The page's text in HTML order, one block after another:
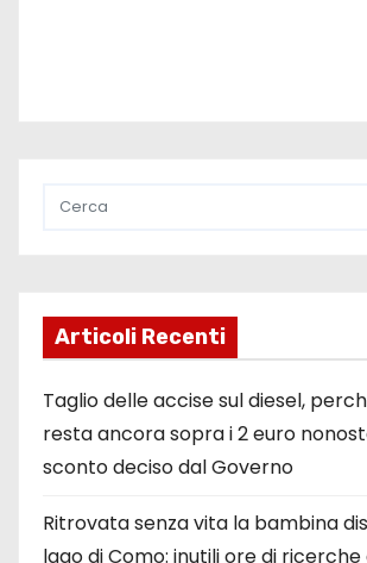
Articoli Recenti
Taglio delle accise sul diesel,
resta ancora sopra i 2 euro
sconto deciso dal Governo
Ritrovata senza vita la bambina
lago di Como: inutili ore di ricerche